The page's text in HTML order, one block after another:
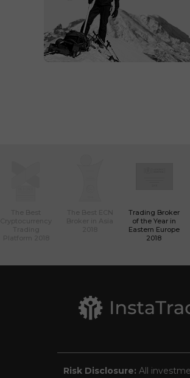
Trading Broker
of the Year in
Eastern Europe
2018
Risk Disclosure: All